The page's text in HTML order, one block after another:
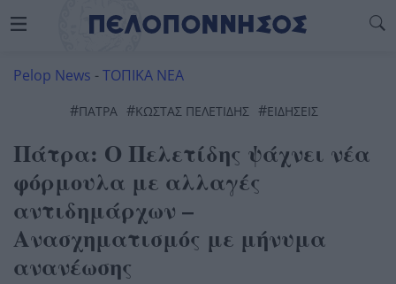
Pelop News -ΤΟΠΙΚΑ ΝΕΑ
#ΠΆΤΡΑ #ΚΏΣΤΑΣ ΠΕΛΕΤΊΔΗΣ #ΕΙΔΗΣΕΙΣ
Πάτρα: Ο Πελετίδης ψάχνει νέα
φόρμουλα με αλλαγές
αντιδημάρχων –
Ανασχηματισμός με μήνυμα
ανανέωσης